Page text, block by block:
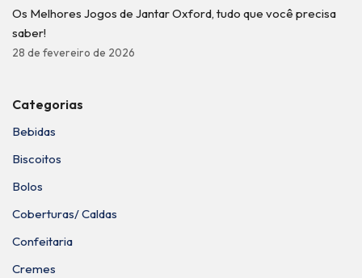
Os Melhores Jogos de Jantar Oxford, tudo que você precisa
saber!
28 de fevereiro de 2026
Categorias
Bebidas
Biscoitos
Bolos
Coberturas/ Caldas
Confeitaria
Cremes